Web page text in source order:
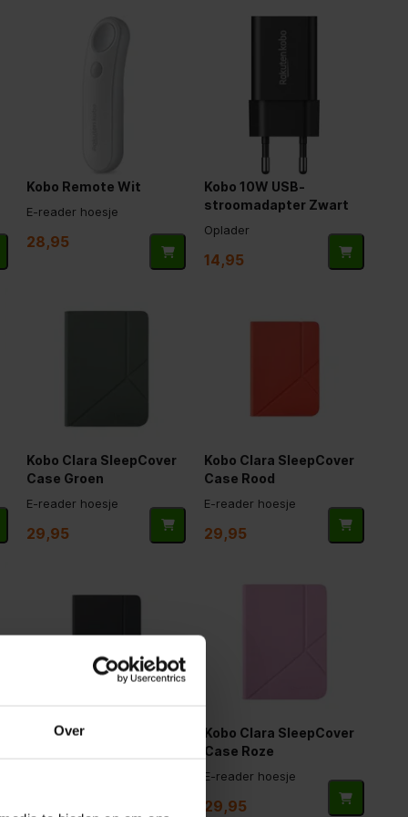
Over
Kobo Remote Wit
E-reader hoesje
28,95
Kobo 10W USB-
stroomadapter Zwart
Oplader
14,95
Kobo Clara SleepCover
Case Groen
E-reader hoesje
29,95
Kobo Clara SleepCover
Case Rood
E-reader hoesje
29,95
Kobo Clara SleepCover
Kobo Clara SleepCover
Case Roze
E-reader hoesje
29,95